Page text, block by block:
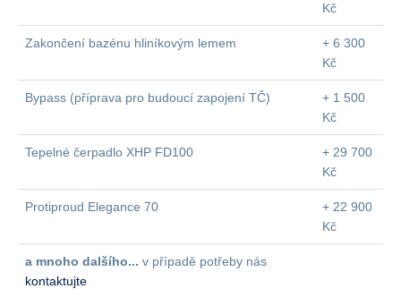
Kč
Zakončení bazénu hliníkovým lemem
+ 6 300
Kč
Bypass (příprava pro budoucí zapojení TČ)
+ 1 500
Kč
Tepelné čerpadlo XHP FD100
+ 29 700
Kč
Protiproud Elegance 70
+ 22 900
Kč
a mnoho dalšího... v případě potřeby nás
kontaktujte